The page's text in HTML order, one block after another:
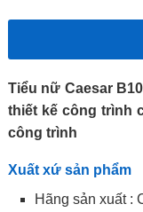
Tiểu nữ Caesar
thiết kế công trình
công trình
Xuất xứ sản phẩm
Hãng sản xuất :